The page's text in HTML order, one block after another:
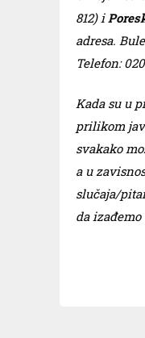
812) i
adresa.
Telefon:
Kada su u
prilikom
svakako
a u
slučaja/
da izađemo